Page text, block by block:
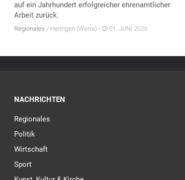
auf ein Jahrhundert erfolgreicher ehrenamtlicher
Arbeit zurück.
Regionales / Heringen (Werra) - 01. JUNI 2026
NACHRICHTEN
Regionales
Politik
Wirtschaft
Sport